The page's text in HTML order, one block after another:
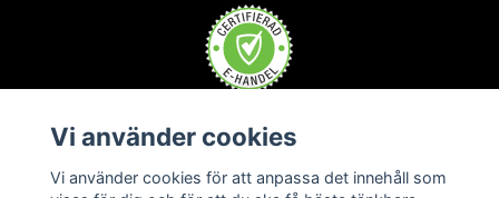
Vi använder cookies
Vi använder cookies för att anpassa det innehåll som